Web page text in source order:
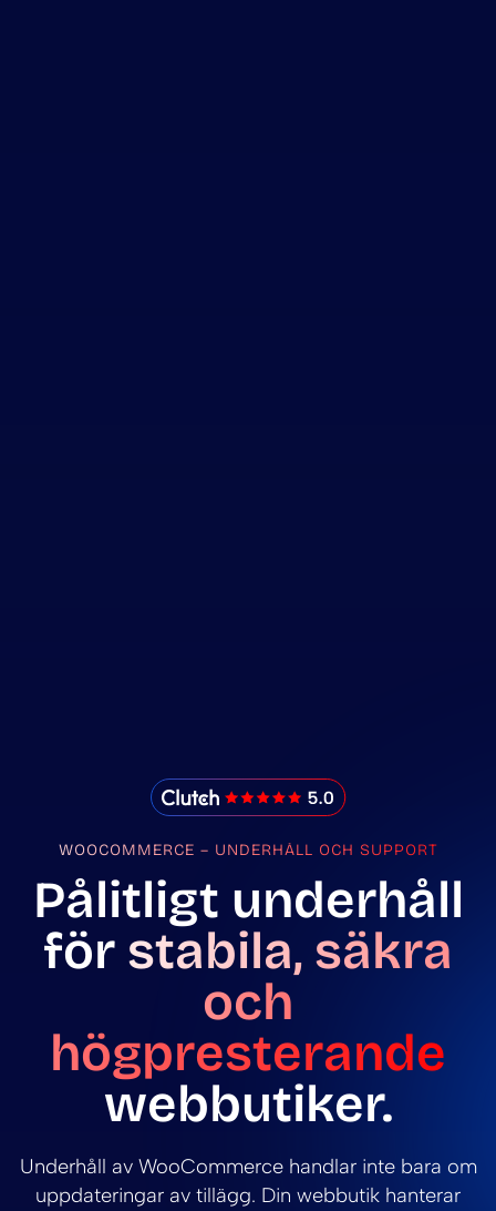
IMADO Reviews
WOOCOMMERCE – UNDERHÅLL OCH SUPPORT
Pålitligt underhåll
för stabila, säkra
och
högpresterande
webbutiker.
Underhåll av WooCommerce handlar inte bara om
uppdateringar av tillägg. Din webbutik hanterar